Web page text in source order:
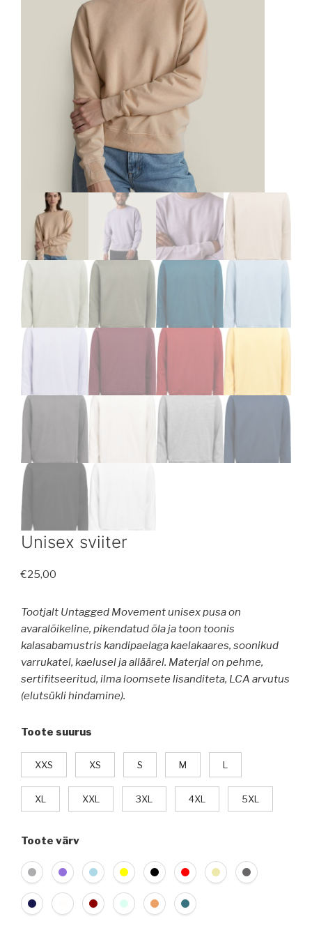
Unisex sviiter
€25,00
Tootjalt Untagged Movement unisex pusa on
avaralõikeline, pikendatud õla ja toon toonis
kalasabamustris kandipaelaga kaelakaares, soonikud
varrukatel, kaelusel ja alläärel. Materjal on pehme,
sertifitseeritud, ilma loomsete lisanditeta, LCA arvutus
(elutsükli hindamine).
Toote suurus
XXS XS S M L
XL XXL 3XL 4XL 5XL
Toote värv